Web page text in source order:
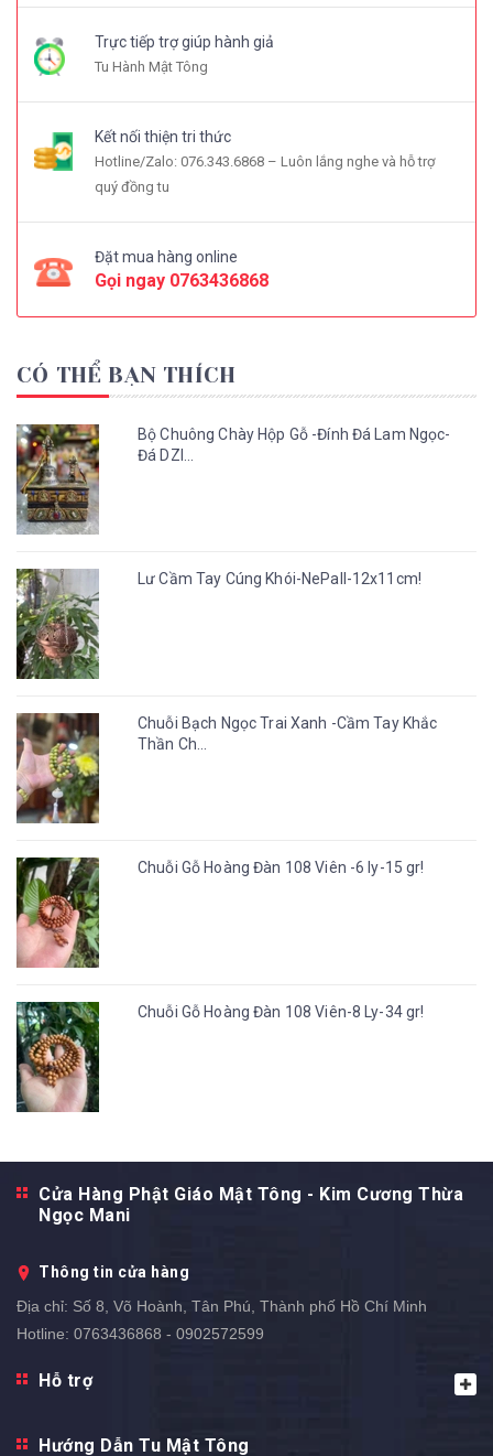
Trực tiếp trợ giúp hành giả
Tu Hành Mật Tông
Kết nối thiện tri thức
Hotline/Zalo: 076.343.6868 – Luôn lắng nghe và hỗ trợ
quý đồng tu
Đặt mua hàng online
Gọi ngay 0763436868
CÓ THỂ BẠN THÍCH
Bộ Chuông Chày Hộp Gỗ -Đính Đá Lam Ngọc-
Đá DZI...
Lư Cầm Tay Cúng Khói-NePall-12x11cm!
Chuỗi Bạch Ngọc Trai Xanh -Cầm Tay Khắc
Thần Ch...
Chuỗi Gỗ Hoàng Đàn 108 Viên -6 ly-15 gr!
Chuỗi Gỗ Hoàng Đàn 108 Viên-8 Ly-34 gr!
Cửa Hàng Phật Giáo Mật Tông - Kim Cương Thừa
Ngọc Mani
Thông tin cửa hàng
Địa chỉ: Số 8, Võ Hoành, Tân Phú, Thành phố Hồ Chí Minh
Hotline: 0763436868 - 0902572599
Hỗ trợ
Hướng Dẫn Tu Mật Tông